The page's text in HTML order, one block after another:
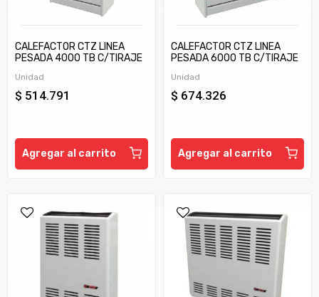
CALEFACTOR CTZ LINEA
PESADA 4000 TB C/TIRAJE
Unidad
$ 514.791
Agregar al carrito
CALEFACTOR CTZ LINEA
PESADA 6000 TB C/TIRAJE
Unidad
$ 674.326
Agregar al carrito